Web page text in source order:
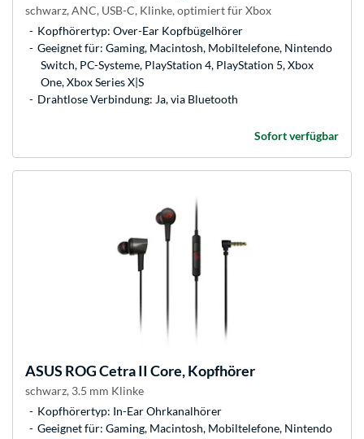
schwarz, ANC, USB-C, Klinke, optimiert für Xbox
Kopfhörertyp: Over-Ear Kopfbügelhörer
Geeignet für: Gaming, Macintosh, Mobiltelefone, Nintendo
Switch, PC-Systeme, PlayStation 4, PlayStation 5, Xbox
One, Xbox Series X|S
Drahtlose Verbindung: Ja, via Bluetooth
Sofort verfügbar
ASUS ROG Cetra II Core, Kopfhörer
schwarz, 3.5 mm Klinke
Kopfhörertyp: In-Ear Ohrkanalhörer
Geeignet für: Gaming, Macintosh, Mobiltelefone, Nintendo